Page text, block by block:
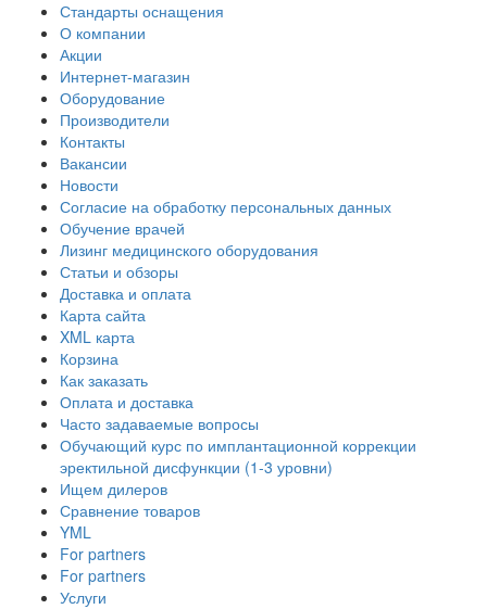
Стандарты оснащения
О компании
Акции
Интернет-магазин
Оборудование
Производители
Контакты
Вакансии
Новости
Согласие на обработку персональных данных
Обучение врачей
Лизинг медицинского оборудования
Статьи и обзоры
Доставка и оплата
Карта сайта
XML карта
Корзина
Как заказать
Оплата и доставка
Часто задаваемые вопросы
Обучающий курс по имплантационной коррекции
эректильной дисфункции (1-3 уровни)
Ищем дилеров
Сравнение товаров
YML
For partners
For partners
Услуги